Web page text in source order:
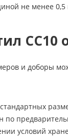
не менее
СС10
и доборы
условий